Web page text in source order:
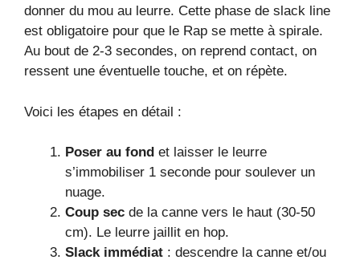
donner du mou au leurre. Cette phase de slack line
est obligatoire pour que le Rap se mette à spirale.
Au bout de 2-3 secondes, on reprend contact, on
ressent une éventuelle touche, et on répète.
Voici les étapes en détail :
Poser au fond et laisser le leurre
s’immobiliser 1 seconde pour soulever un
nuage.
Coup sec de la canne vers le haut (30-50
cm). Le leurre jaillit en hop.
Slack immédiat : descendre la canne et/ou